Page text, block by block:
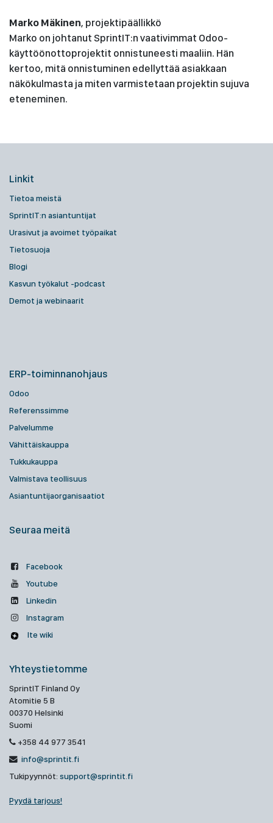
Marko Mäkinen, projektipäällikkö
Marko on johtanut SprintIT:n vaativimmat Odoo-
käyttöönottoprojektit onnistuneesti maaliin. Hän
kertoo, mitä onnistuminen edellyttää asiakkaan
näkökulmasta ja miten varmistetaan projektin sujuva
eteneminen.
Linkit
Tietoa meistä
SprintIT:n asiantuntijat
Urasivut ja avoimet työpaikat
Tietosuoja
Blogi
Kasvun työkalut -podcast
Demot ja webinaarit
ERP-toiminnanohjaus
Odoo
Referenssimme
Palvelumme
Vähittäiskauppa
Tukkukauppa
Valmistava teollisuus
Asiantuntijaorganisaatiot
Seuraa meitä
Facebook
Youtube
Linkedin
Instagram
Ite wiki
Yhteystietomme
SprintIT Finland Oy
Atomitie 5 B
00370 Helsinki
Suomi
+358 44 977 3541
info@sprintit.fi
Tukipyynnöt: support@sprintit.fi
Pyydä tarjous!